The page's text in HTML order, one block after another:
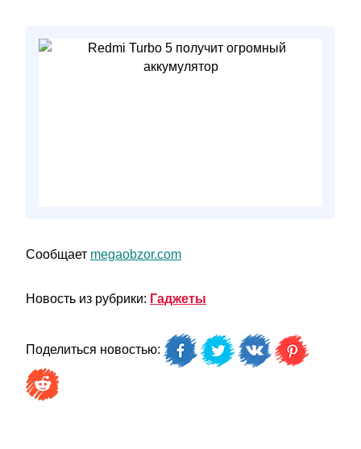
Сообщает megaobzor.com
Новость из рубрики: Гаджеты
Поделиться новостью: